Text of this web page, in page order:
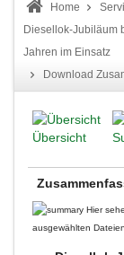
Home
Diesellok-Jubiläum
Jahren im Einsatz
Download
Übersicht
Hier
ausgewählten Dateien